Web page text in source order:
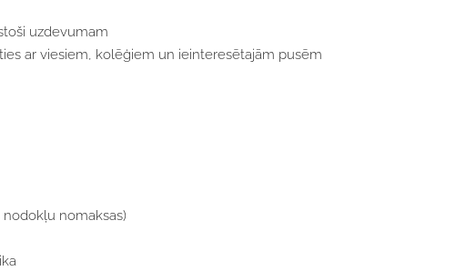
uzdevumam
ar viesiem, kolēģiem un ieinteresētajām pusēm
nomaksas)